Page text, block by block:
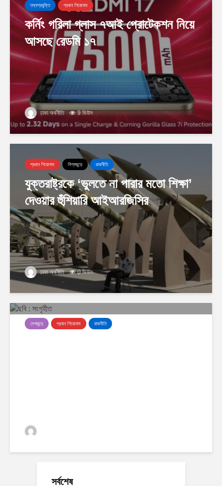
তথ্যপ্রযুক্তি প্রধান শিরোনাম
কর্নিং গরিলা গ্লাস ৭আই প্রোটেকশন নিয়ে
আসছে রেডমি ১৭
ঢাকা অর্থনীতি 9 ভিউস
প্রধান শিরোনাম বিশ্বজুড়ে রাজনীতি
যুক্তরাষ্ট্রকে ‘ভুলতে না পারার মতো শিক্ষা’
দেওয়ার হুঁশিয়ারি আইআরজিসির
ঢাকা অর্থনীতি 0 ভিউস
দেশজুড়ে প্রধান শিরোনাম রাজনীতি
সর্বশেষ